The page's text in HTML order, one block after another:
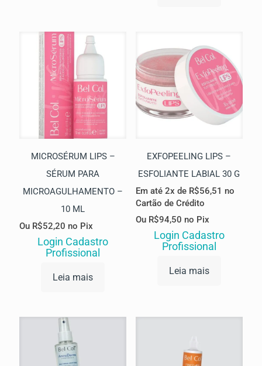
MICROSÉRUM LIPS –
SÉRUM PARA
MICROAGULHAMENTO –
10 ML
Ou R$52,20 no Pix
Login Cadastro
Profissional
Leia mais
EXFOPEELING LIPS –
ESFOLIANTE LABIAL 30 G
Em até 2x de R$56,51 no
Cartão de Crédito
Ou R$94,50 no Pix
Login Cadastro
Profissional
Leia mais